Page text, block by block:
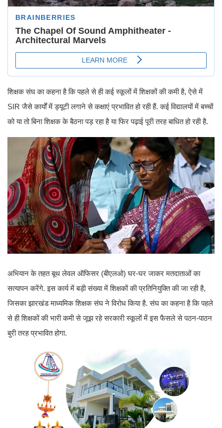
शिक्षक संघ का कहना है कि पहले से ही कई स्कूलों में शिक्षकों की कमी है, ऐसे में
SIR जैसे कार्यों में ड्यूटी लगाने से कक्षाएं प्रभावित हो रही हैं. कई विद्यालयों में बच्चों
को या तो बिना शिक्षक के बैठना पड़ रहा है या फिर पढ़ाई पूरी तरह बाधित हो रही है.
अभियान के तहत बूथ लेवल ऑफिसर (बीएलओ) घर-घर जाकर मतदाताओं का
सत्यापन करेंगे. इस कार्य में बड़ी संख्या में शिक्षकों की प्रतिनियुक्ति की जा रही है,
जिसका झारखंड माध्यमिक शिक्षक संघ ने विरोध किया है. संघ का कहना है कि पहले
से ही शिक्षकों की भारी कमी से जूझ रहे सरकारी स्कूलों में इस फैसले से पठन-पाठन
बुरी तरह प्रभावित होगा.